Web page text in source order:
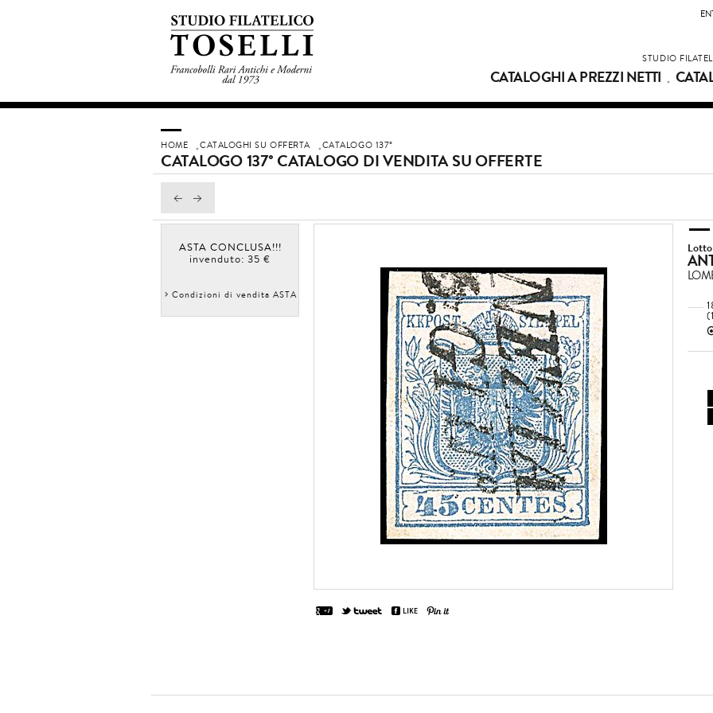
STUDIO
CATALOGHI A PREZZI NETTI
HOME CATALOGHI SU OFFERTA CATALOGO 137°
CATALOGO 137° CATALOGO DI VENDITA SU OFFERTE
ASTA CONCLUSA!!!
invenduto: 35 €
Condizioni di vendita ASTA
Lotto